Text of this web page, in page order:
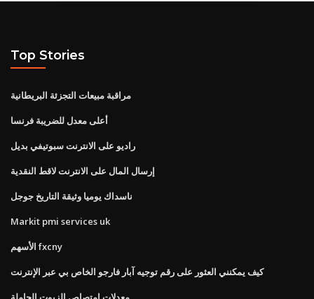
Top Stories
مراقبة مبيعات التجزئة البريطانية
أعلى معدل للضريبة فرنسا
راديو على الانترنت سبوتيفي بديل
إرسال المال على الانترنت لاقط النقدية
ناسداك يوميا وثيقة التاريخ جوجل
Markit pmi services uk
الأسهم fxcny
كيف يمكنني العثور على رقم توجيه آبار فارجو الخاص بي عبر الإنترنت